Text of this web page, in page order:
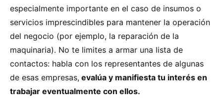
especialmente importante en el caso de insumos o
servicios imprescindibles para mantener la operación
del negocio (por ejemplo, la reparación de la
maquinaria). No te limites a armar una lista de
contactos: habla con los representantes de algunas
de esas empresas, evalúa y manifiesta tu interés en
trabajar eventualmente con ellos.